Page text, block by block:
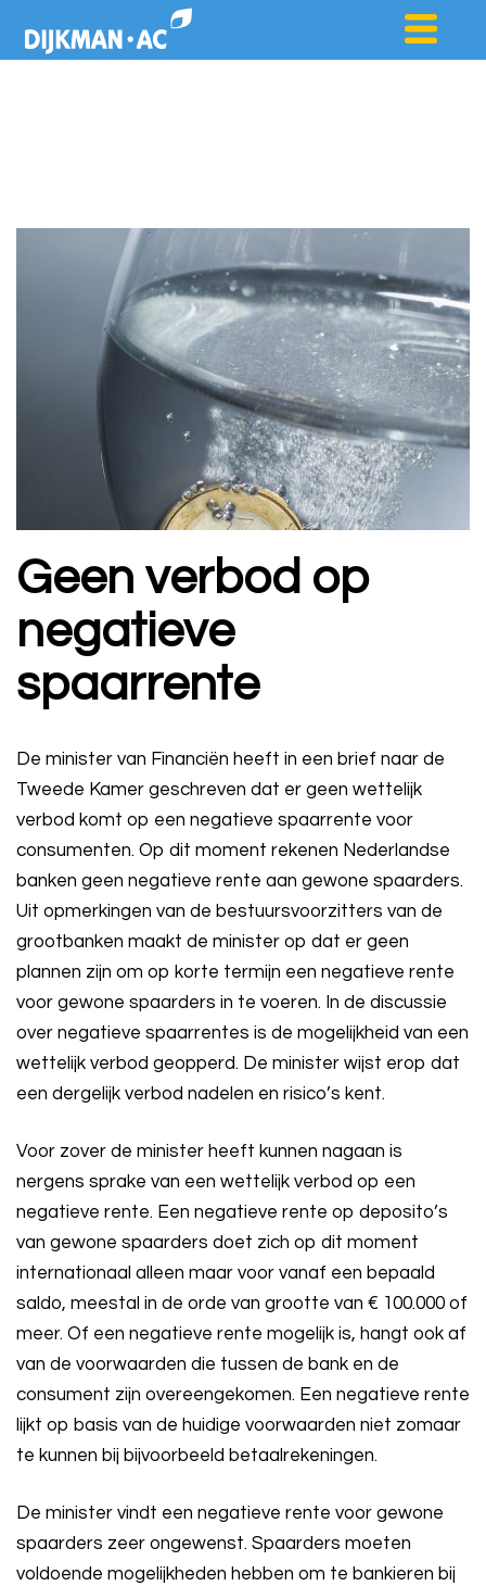
Geen verbod op
negatieve
spaarrente
De minister van Financiën heeft in een brief naar de
Tweede Kamer geschreven dat er geen wettelijk
verbod komt op een negatieve spaarrente voor
consumenten. Op dit moment rekenen Nederlandse
banken geen negatieve rente aan gewone spaarders.
Uit opmerkingen van de bestuursvoorzitters van de
grootbanken maakt de minister op dat er geen
plannen zijn om op korte termijn een negatieve rente
voor gewone spaarders in te voeren. In de discussie
over negatieve spaarrentes is de mogelijkheid van een
wettelijk verbod geopperd. De minister wijst erop dat
een dergelijk verbod nadelen en risico’s kent.
Voor zover de minister heeft kunnen nagaan is
nergens sprake van een wettelijk verbod op een
negatieve rente. Een negatieve rente op deposito’s
van gewone spaarders doet zich op dit moment
internationaal alleen maar voor vanaf een bepaald
saldo, meestal in de orde van grootte van € 100.000 of
meer. Of een negatieve rente mogelijk is, hangt ook af
van de voorwaarden die tussen de bank en de
consument zijn overeengekomen. Een negatieve rente
lijkt op basis van de huidige voorwaarden niet zomaar
te kunnen bij bijvoorbeeld betaalrekeningen.
De minister vindt een negatieve rente voor gewone
spaarders zeer ongewenst. Spaarders moeten
voldoende mogelijkheden hebben om te bankieren bij